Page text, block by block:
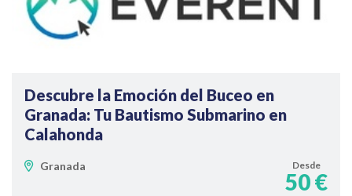
Descubre la Emoción del Buceo en
Granada: Tu Bautismo Submarino en
Calahonda
Granada Desde
50 €